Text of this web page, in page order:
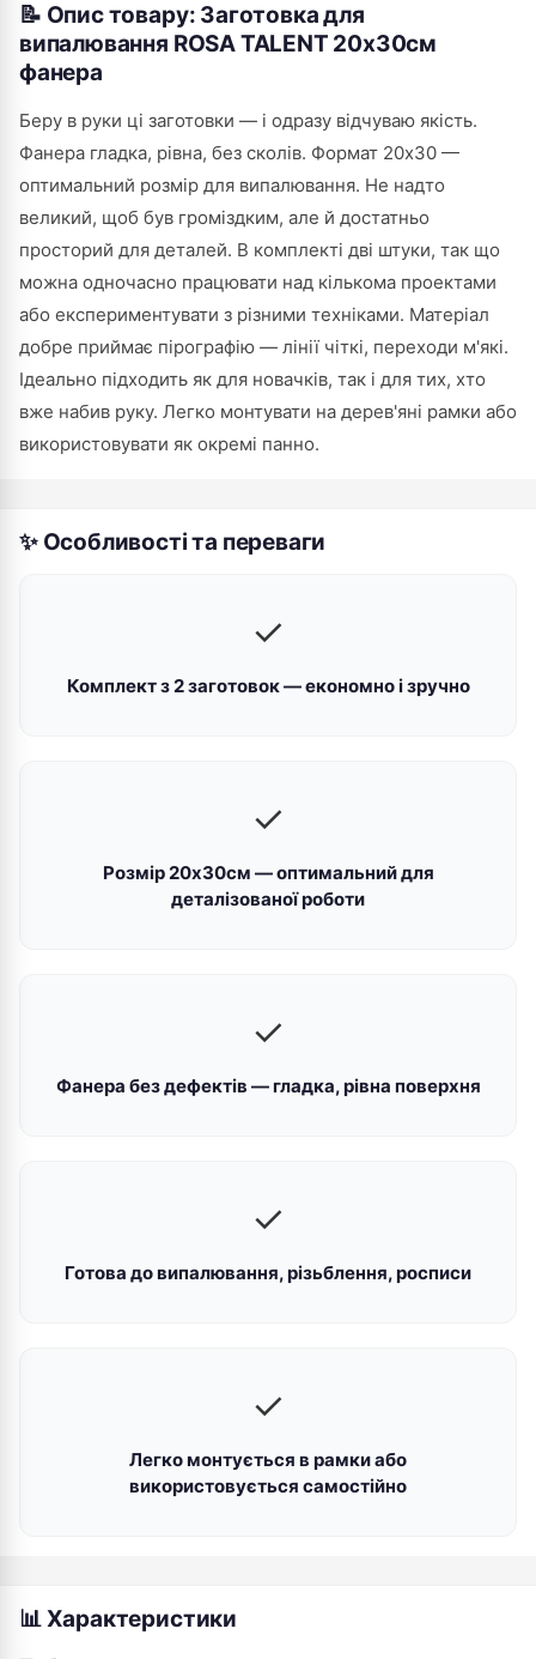
📝 Опис товару: Заготовка для
випалювання ROSA TALENT 20x30см
фанера
Беру в руки ці заготовки — і одразу відчуваю якість.
Фанера гладка, рівна, без сколів. Формат 20x30 —
оптимальний розмір для випалювання. Не надто
великий, щоб був громіздким, але й достатньо
просторий для деталей. В комплекті дві штуки, так що
можна одночасно працювати над кількома проектами
або експериментувати з різними техніками. Матеріал
добре приймає пірографію — лінії чіткі, переходи м'які.
Ідеально підходить як для новачків, так і для тих, хто
вже набив руку. Легко монтувати на дерев'яні рамки або
використовувати як окремі панно.
✨ Особливості та переваги
✓
Комплект з 2 заготовок — економно і зручно
✓
Розмір 20x30см — оптимальний для
деталізованої роботи
✓
Фанера без дефектів — гладка, рівна поверхня
✓
Готова до випалювання, різьблення, росписи
✓
Легко монтується в рамки або
використовується самостійно
📊 Характеристики